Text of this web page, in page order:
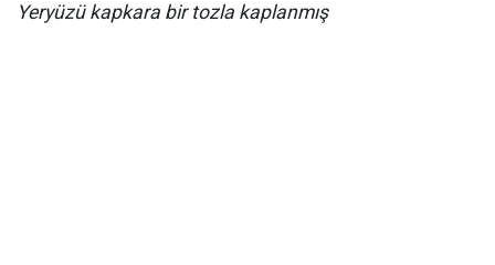
Yeryüzü kapkara bir tozla kaplanmış